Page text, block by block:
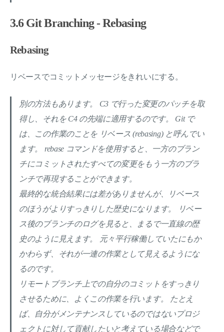
3.6 Git Branching - Rebasing
Rebasing
リベースでコミットメッセージをきれいにする。
別の方法もあります。 C3 で行った変更のパッチを取
得し、それを C4 の先端に適用するのです。 Git で
は、この作業のことを リベース (rebasing) と呼んでい
ます。 rebase コマンドを使用すると、一方のブラン
チにコミットされたすべての変更をもう一方のブラ
ンチで再現することができます。
最終的な統合結果には差がありませんが、リベース
のほうがよりすっきりした歴史になります。 リベー
ス後のブランチのログを見ると、まるで一直線の歴
史のように見えます。 元々平行稼働していたにもか
かわらず、それが一連の作業として見えるようにな
るのです。
リモートブランチ上での自分のコミットをすっきり
させるために、よくこの作業を行います。 たとえ
ば、自分がメンテナンスしているのではないプロジ
ェクトに対して貢献したいと考えている場合などで